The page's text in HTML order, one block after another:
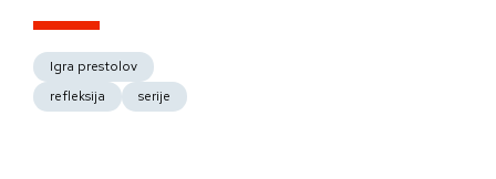
Igra prestolov
refleksija
serije